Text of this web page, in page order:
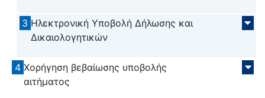
3 Ηλεκτρονική Υποβολή Δήλωσης και
Δικαιολογητικών
4 Χορήγηση βεβαίωσης υποβολής
αιτήματος